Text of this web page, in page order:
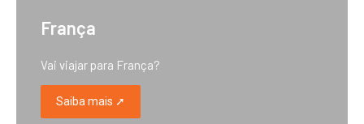
França
Vai viajar para França?
Saiba mais ➚